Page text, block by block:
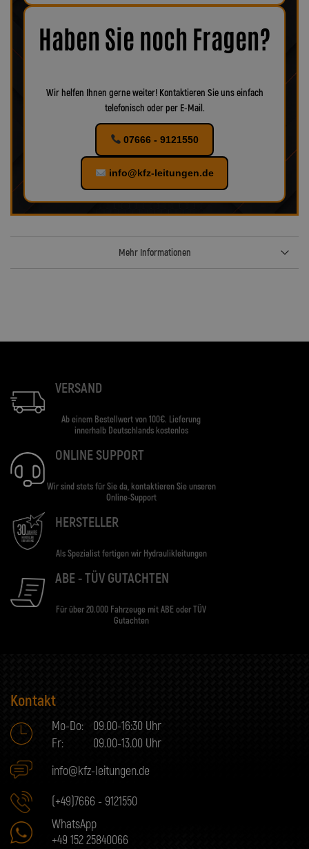
maximale Sicherheit zu gewährleisten.
Bei uns finden Sie
verschiedenes Zubehör für Ihr KFZ!
Haben Sie noch Fragen?
Wir helfen Ihnen gerne weiter! Kontaktieren Sie uns einfach
telefonisch oder per E-Mail.
07666 - 9121550
info@kfz-leitungen.de
Mehr Informationen
VERSAND
Ab einem Bestellwert von 100€. Lieferung
innerhalb Deutschlands kostenlos
ONLINE SUPPORT
Wir sind stets für Sie da, kontaktieren Sie unseren
Online-Support
HERSTELLER
Als Spezialist fertigen wir Hydraulikleitungen
ABE - TÜV GUTACHTEN
Für über 20.000 Fahrzeuge mit ABE oder TÜV
Gutachten
Kontakt
Mo-Do:
09.00-16:30 Uhr
Fr:
09.00-13.00 Uhr
info@kfz-leitungen.de
(+49)7666 - 9121550
WhatsApp
+49 152 25840066